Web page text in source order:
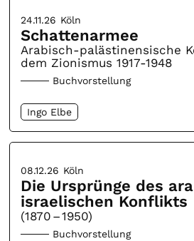
24.11.26 Köln
Schattenarmee
Arabisch-palästinensische
dem Zionismus 1917-1948
Buchvorstellung
Ingo Elbe
08.12.26 Köln
Die Ursprünge des
israelischen Konflikts
(1870 – 1950)
Buchvorstellung